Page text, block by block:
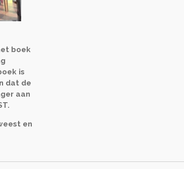
boek
is
dat de
aan
en